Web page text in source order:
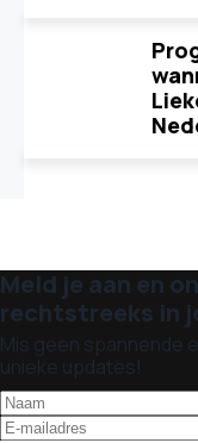
Meld je aan en
rechtstreeks in
Mis geen spannende
unieke updates!